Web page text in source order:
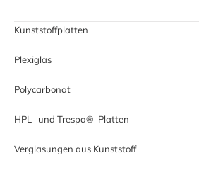
Kunststoffplatten
Plexiglas
Polycarbonat
HPL- und Trespa®-Platten
Verglasungen aus Kunststoff